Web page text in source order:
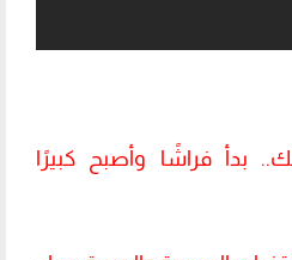
بدأ فراشًا وأصبح كبيرًا